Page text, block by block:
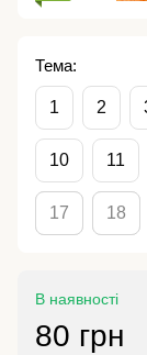
Тема:
1 2
10 11
17 18
В наявності
80 грн